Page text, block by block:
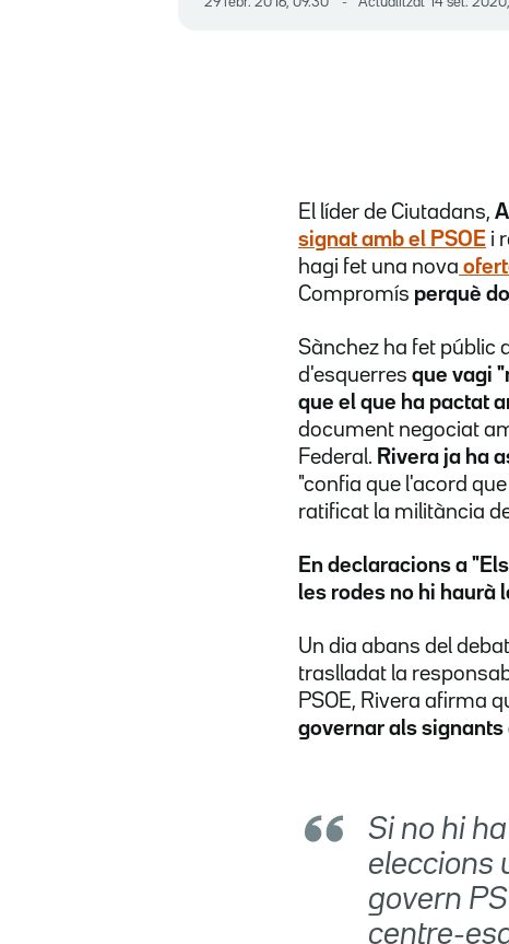
El líder de Ciutadans,
signat amb el PSOE i
hagi fet una nova
Compromís perquè
Sànchez ha fet públic
d'esquerres que vagi
que el que ha pactat
document negociat
Federal. Rivera ja ha
"confia que l'acord
ratificat la militància
En declaracions a
les rodes no hi haurà
Un dia abans del
traslladat la
PSOE, Rivera afirma
governar als signants
Si no hi
eleccions
govern
centre-